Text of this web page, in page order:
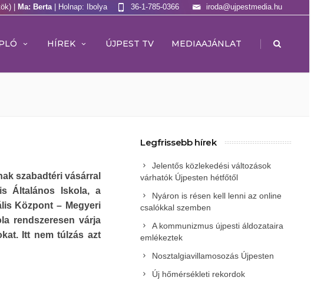
| Ma: Berta | Holnap: Ibolya iroda@ujpestmedia.hu
36-1-785-0366
HÍREK ÚJPEST TV MEDIAAJÁNLAT |
szabadtéri vásárral
Általános Iskola, a
Központ – Megyeri
rendszeresen várja
Itt nem túlzás azt
Legfrissebb hírek
Jelentős közlekedési változások
várhatók Újpesten hétfőtől
Nyáron is résen kell lenni az online
csalókkal szemben
A kommunizmus újpesti áldozataira
emlékeztek
Nosztalgiavillamosozás Újpesten
Új hőmérsékleti rekordok